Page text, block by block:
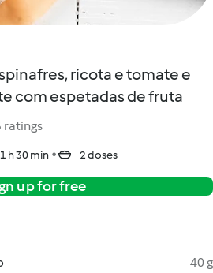
ricota e tomate e
com espetadas de fruta
ratings
h 30 min 2 doses
up for free
40 g